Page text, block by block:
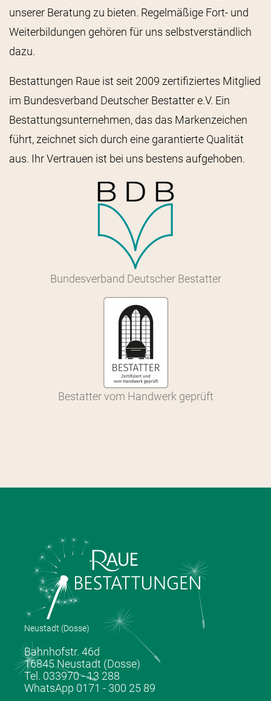
unserer Beratung zu bieten. Regelmäßige Fort- und
Weiterbildungen gehören für uns selbstverständlich
dazu.
Bestattungen Raue ist seit 2009 zertifiziertes Mitglied
im Bundesverband Deutscher Bestatter e.V. Ein
Bestattungsunternehmen, das das Markenzeichen
führt, zeichnet sich durch eine garantierte Qualität
aus. Ihr Vertrauen ist bei uns bestens aufgehoben.
Bundesverband Deutscher Bestatter
Bestatter vom Handwerk geprüft
Neustadt (Dosse)
Bahnhofstr. 46d
16845 Neustadt (Dosse)
Tel. 033970 - 13 288
WhatsApp 0171 - 300 25 89